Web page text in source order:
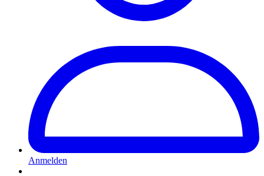
Anmelden